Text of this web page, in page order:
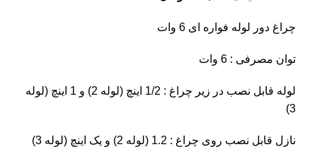
چراغ دور لوله فواره ای 6 وات
توان مصرفی : 6 وات
لوله قابل نصب در زیر چراغ : 1/2 اینچ (لوله 2) و 1 اینچ (لوله
3)
نازل قابل نصب روی چراغ : 1.2 (لوله 2) و یک اینچ (لوله 3)